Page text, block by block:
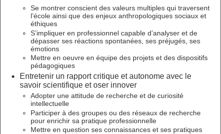
Se montrer conscient des valeurs multiples qui traversent
l’école ainsi que des enjeux anthropologiques sociaux et
éthiques
S’impliquer en professionnel capable d’analyser et de
dépasser ses réactions spontanées, ses préjugés, ses
émotions
Mettre en oeuvre en équipe des projets et des dispositifs
pédagogiques
Entretenir un rapport critique et autonome avec le
savoir scientifique et oser innover
Adopter une attitude de recherche et de curiosité
intellectuelle
Participer à des groupes ou des réseaux de recherche
pour enrichir sa pratique professionnelle
Mettre en question ses connaissances et ses pratiques